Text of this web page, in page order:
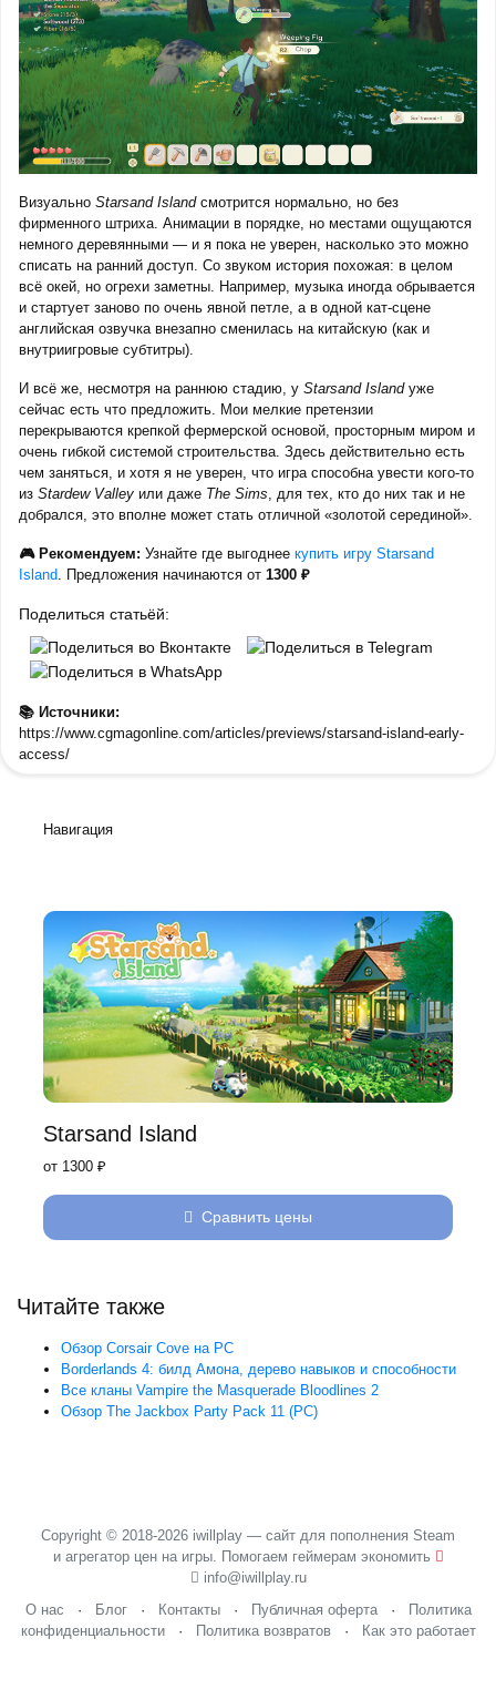
Визуально Starsand Islandсмотрится нормально, но без
фирменного штриха. Анимации в порядке, но местами ощущаются
немного деревянными — и я пока не уверен, насколько это можно
списать на ранний доступ. Со звуком история похожая: в целом
всё окей, но огрехи заметны. Например, музыка иногда обрывается
и стартует заново по очень явной петле, а в одной кат-сцене
английская озвучка внезапно сменилась на китайскую (как и
внутриигровые субтитры).
И всё же, несмотря на раннюю стадию, у Starsand Islandуже
сейчас есть что предложить. Мои мелкие претензии
перекрываются крепкой фермерской основой, просторным миром и
очень гибкой системой строительства. Здесь действительно есть
чем заняться, и хотя я не уверен, что игра способна увести кого-то
из Stardew Valley или даже The Sims, для тех, кто до них так и не
добрался, это вполне может стать отличной «золотой серединой».
🎮 Рекомендуем: Узнайте где выгоднее купить игру Starsand
Island. Предложения начинаются от 1300 ₽
Поделиться статьёй:
📚 Источники:
https://www.cgmagonline.com/articles/previews/starsand-island-early-
access/
Навигация
Starsand Island
от 1300 ₽
Сравнить цены
Читайте также
Обзор Corsair Cove на PC
Borderlands 4: билд Амона, дерево навыков и способности
Все кланы Vampire the Masquerade Bloodlines 2
Обзор The Jackbox Party Pack 11 (PC)
Copyright © 2018-2026 iwillplay — сайт для пополнения Steam
и агрегатор цен на игры. Помогаем геймерам экономить
info@iwillplay.ru
О нас · Блог· Контакты· Публичная оферта·
Политика
конфиденциальности· Политика возвратов· Как это работает